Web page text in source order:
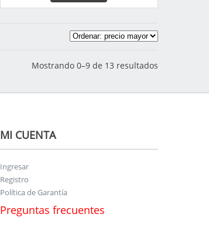
Mostrando 0–9 de 13 resultados
MI CUENTA
Ingresar
Registro
Política de Garantía
Preguntas frecuentes